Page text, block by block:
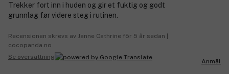
Trekker fort inn i huden og gir et fuktig og godt
grunnlag før videre steg i rutinen.
Recensionen skrevs av Janne Cathrine för 5 år sedan |
cocopanda.no
Se översättning
Anmäl